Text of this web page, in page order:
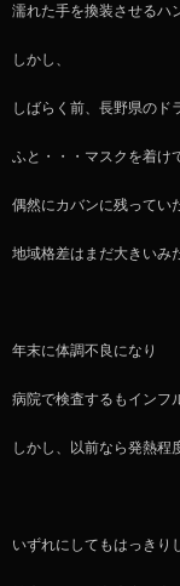
濡れた手を換装させるハ
しかし、
しばらく前、長野県のド
ふと・・・マスクを着け
偶然にカバンに残ってい
地域格差はまだ大きいみ
年末に体調不良になり
病院で検査するもインフ
しかし、以前なら発熱程
いずれにしてもはっきり